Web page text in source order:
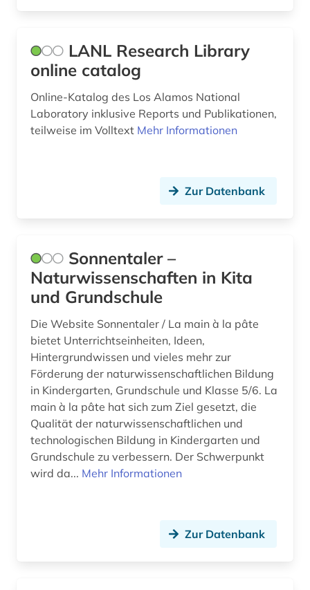
LANL Research Library
online catalog
Online-Katalog des Los Alamos National
Laboratory inklusive Reports und Publikationen,
teilweise im Volltext Mehr Informationen
Zur Datenbank
Sonnentaler –
Naturwissenschaften in Kita
und Grundschule
Die Website Sonnentaler / La main à la pâte
bietet Unterrichtseinheiten, Ideen,
Hintergrundwissen und vieles mehr zur
Förderung der naturwissen­schaft­lichen Bildung
in Kindergarten, Grundschule und Klasse 5/6. La
main à la pâte hat sich zum Ziel gesetzt, die
Qualität der naturwissen­schaftlichen und
technologischen Bildung in Kindergarten und
Grundschule zu verbessern. Der Schwer­punkt
wird da... Mehr Informationen
Zur Datenbank